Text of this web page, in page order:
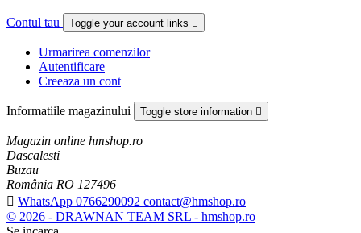
Contul tau Toggle your account links 
Urmarirea comenzilor
Autentificare
Creeaza un cont
Informatiile magazinului Toggle store information 
Magazin online hmshop.ro
Dascalesti
Buzau
România RO 127496
 WhatsApp 0766290092 contact@hmshop.ro
© 2026 - DRAWNAN TEAM SRL - hmshop.ro